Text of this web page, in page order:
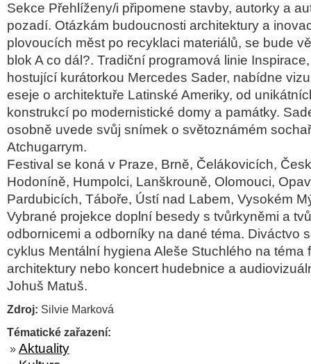
Sekce Přehl íženy/i připomene stavby, autorky a
pozadí. Otázkám budoucnosti architektury a
plovoucích měst po recyklaci materiál ů, se bude
blok A co dál?. Tradiční programová linie
hostující kurátorkou Mercedes Sader, nabídne
eseje o architektuře Latinské Ameriky, od
konstrukcí po modernistické domy a památky.
osobně uvede svůj snímek o světoznámém socha
Atchugarrym.
Festival se koná v Praze, Brně, Čel ákovicích, Česk
Hodoníně, Humpolci, Lanškrouně, Olomouci,
Pardubicích, Táboře, Ústí nad Labem, Vysokém
Vybrané projekce doplní besedy s tvůrkyněmi a
odbornicemi a odborníky na dané téma. Diváctvo
cyklus Mentální hygiena Aleše Stuchl ého na téma
architektury nebo koncert hudebnice a
Johuš Matuš.
Zdroj: Silvie Marková
Tématické zařazení:
» Aktuality